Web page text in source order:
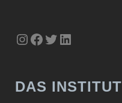
Instagram
Facebook
Twitter
LinkedIn
DAS INSTITUT